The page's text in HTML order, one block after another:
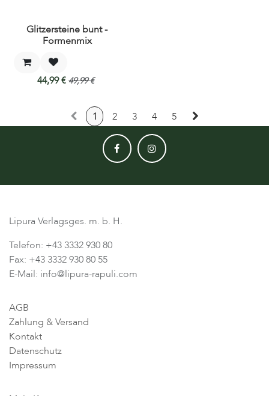
Glitzersteine bunt -
Formenmix
44,99€ 49,99€
1 2 3 4 5
Lipura Verlagsges. m. b. H.
Telefon: +43 3332 930 80
Fax: +43 3332 930 80 55
E-Mail: info@lipura-rapuli.com
AGB
Zahlung & Versand
Kontakt
Datenschutz
Impressum